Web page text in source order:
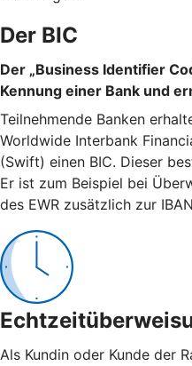
Der BIC
Der „Business Identifier
Kennung einer Bank und
Teilnehmende Banken
Worldwide Interbank
(Swift) einen BIC. Dieser
Er ist zum Beispiel bei
des EWR zusätzlich zur
Als Kundin oder Kunde der